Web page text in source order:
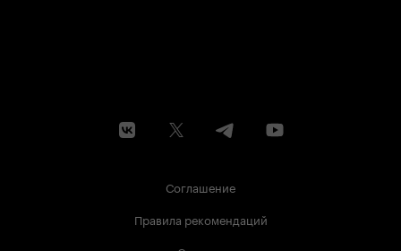
Соглашение
Правила рекомендаций